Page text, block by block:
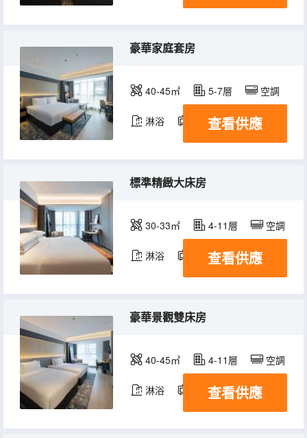
豪華家庭套房
40-45㎡ 5-7層 空調
淋浴 電視機 冰箱
查看供應
標準精緻大床房
30-33㎡ 4-11層 空調
淋浴 電視機
查看供應
豪華景觀雙床房
40-45㎡ 4-11層 空調
淋浴 電視機
查看供應